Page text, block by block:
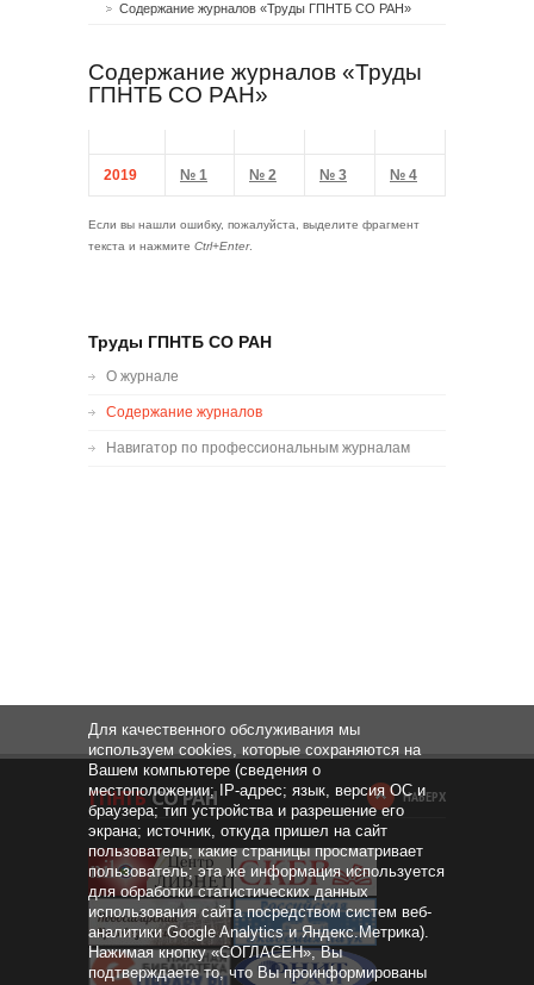
Содержание журналов «Труды ГПНТБ СО РАН»
Содержание журналов «Труды
ГПНТБ СО РАН»
2019 № 1 № 2 № 3 № 4
Если вы нашли ошибку, пожалуйста, выделите фрагмент
текста и нажмите Ctrl+Enter.
Труды ГПНТБ СО РАН
О журнале
Содержание журналов
Навигатор по профессиональным журналам
НАВЕРХ
Для качественного обслуживания мы
используем cookies, которые сохраняются на
Вашем компьютере (сведения о
местоположении; IP-адрес; язык, версия ОС и
браузера; тип устройства и разрешение его
экрана; источник, откуда пришел на сайт
пользователь; какие страницы просматривает
пользователь; эта же информация используется
для обработки статистических данных
использования сайта посредством систем веб-
аналитики Google Analytics и Яндекс.Метрика).
Нажимая кнопку «СОГЛАСЕН», Вы
подтверждаете то, что Вы проинформированы